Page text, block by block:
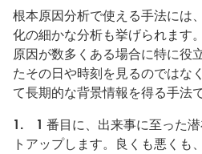
根本原因分析で使える手法には
化の細かな分析も挙げられます
原因が数多くある場合に特に役
たその日や時刻を見るのではな
て長期的な背景情報を得る手法で
1. 1 番目に、出来事に至った
トアップします。良くも悪くも